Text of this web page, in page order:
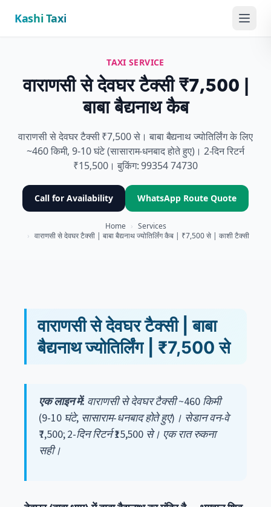
Kashi Taxi Menu
TAXI SERVICE
वाराणसी से देवघर टैक्सी ₹7,500 |
बाबा बैद्यनाथ कैब
वाराणसी से देवघर टैक्सी ₹7,500 से। बाबा बैद्यनाथ ज्योतिर्लिंग के लिए
~460 किमी, 9-10 घंटे (सासाराम-धनबाद होते हुए)। 2-दिन रिटर्न
₹15,500। बुकिंग: 99354 74730
Call for Availability WhatsApp Route Quote
Home › Services
› वाराणसी से देवघर टैक्सी | बाबा बैद्यनाथ ज्योतिर्लिंग कैब | ₹7,500 से | काशी टैक्सी
वाराणसी से देवघर टैक्सी | बाबा
बैद्यनाथ ज्योतिर्लिंग | ₹7,500 से
एक लाइन में: वाराणसी से देवघर टैक्सी ~460 किमी
(9-10 घंटे, सासाराम-धनबाद होते हुए)। सेडान वन-वे
₹7,500; 2-दिन रिटर्न ₹15,500 से। एक रात रुकना
सही।